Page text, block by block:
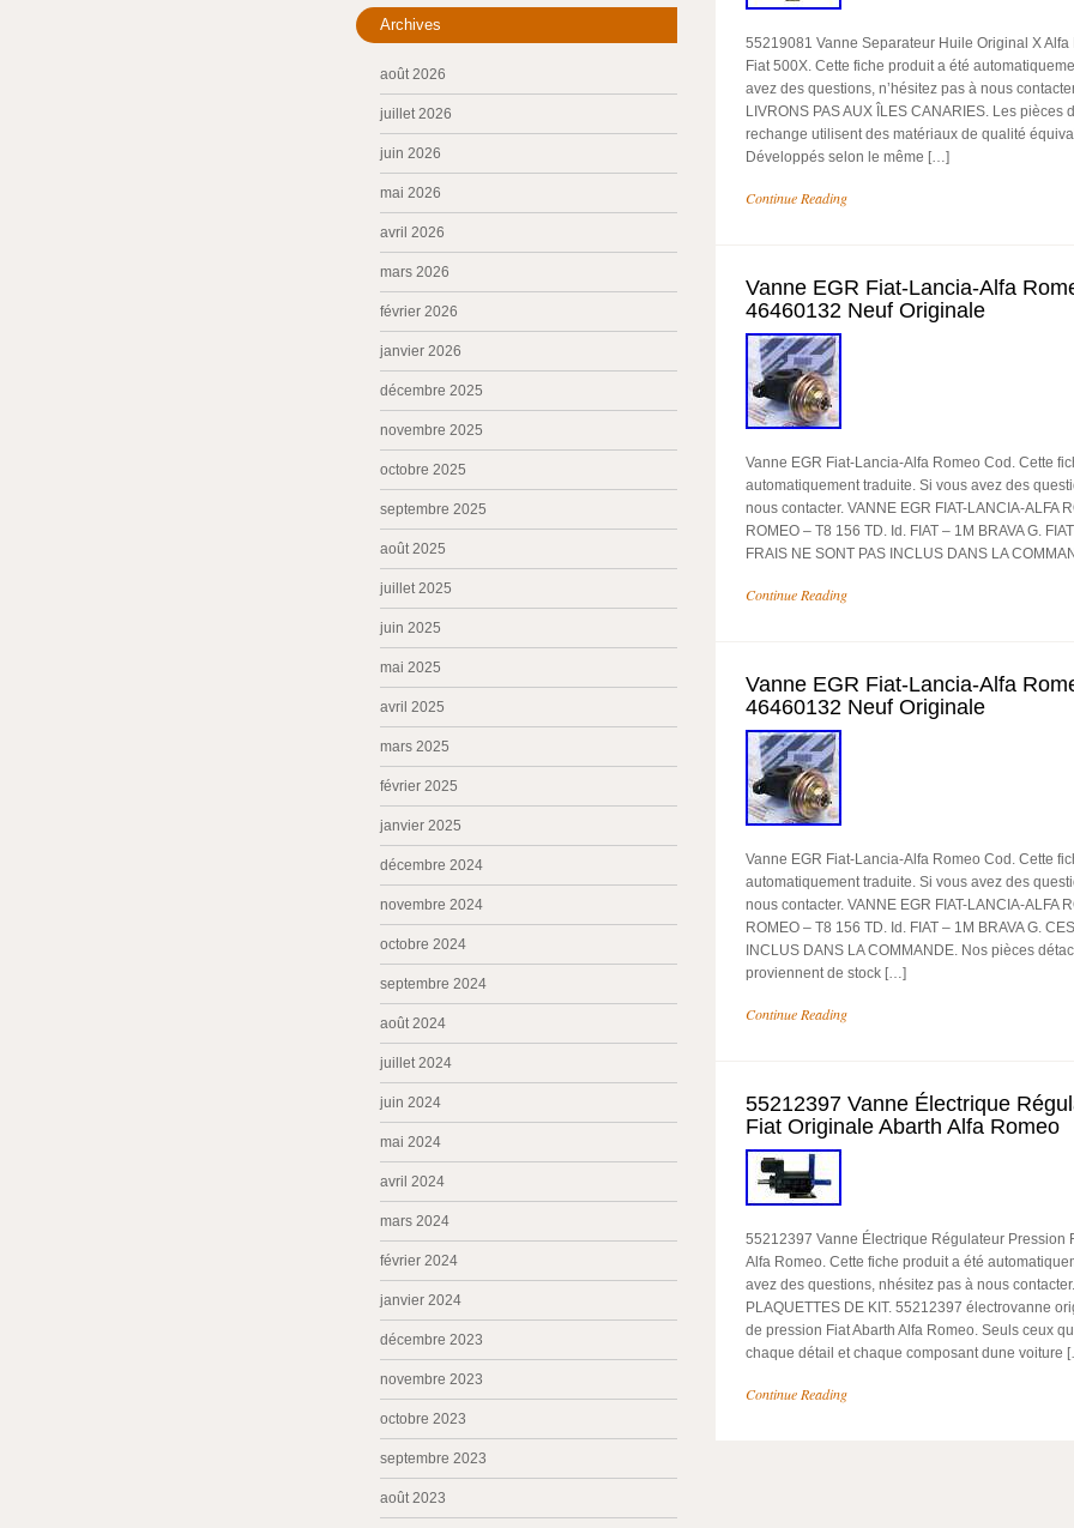
55219081 Vanne Separateur Huile Original X Alfa
Fiat 500X. Cette fiche produit a été
avez des questions, n’hésitez pas à nous
LIVRONS PAS AUX ÎLES CANARIES. Les pièces
rechange utilisent des matériaux de qualité
Développés selon le même […]
Continue Reading
Vanne EGR Fiat-Lancia-Alfa
46460132 Neuf Originale
Vanne EGR Fiat-Lancia-Alfa Romeo Cod. Cette
automatiquement traduite. Si vous avez des
nous contacter. VANNE EGR FIAT-LANCIA-ALFA
ROMEO – T8 156 TD. Id. FIAT – 1M BRAVA G.
FRAIS NE SONT PAS INCLUS DANS LA
Continue Reading
Vanne EGR Fiat-Lancia-Alfa
46460132 Neuf Originale
Vanne EGR Fiat-Lancia-Alfa Romeo Cod. Cette
automatiquement traduite. Si vous avez des
nous contacter. VANNE EGR FIAT-LANCIA-ALFA
ROMEO – T8 156 TD. Id. FIAT – 1M BRAVA G.
INCLUS DANS LA COMMANDE. Nos pièces
proviennent de stock […]
Continue Reading
55212397 Vanne Électrique
Fiat Originale Abarth Alfa Romeo
55212397 Vanne Électrique Régulateur Pression
Alfa Romeo. Cette fiche produit a été
avez des questions, nhésitez pas à nous
PLAQUETTES DE KIT. 55212397 électrovanne
de pression Fiat Abarth Alfa Romeo. Seuls ceux
chaque détail et chaque composant dune voiture
Continue Reading
Archives
août 2026
juillet 2026
juin 2026
mai 2026
avril 2026
mars 2026
février 2026
janvier 2026
décembre 2025
novembre 2025
octobre 2025
septembre 2025
août 2025
juillet 2025
juin 2025
mai 2025
avril 2025
mars 2025
février 2025
janvier 2025
décembre 2024
novembre 2024
octobre 2024
septembre 2024
août 2024
juillet 2024
juin 2024
mai 2024
avril 2024
mars 2024
février 2024
janvier 2024
décembre 2023
novembre 2023
octobre 2023
septembre 2023
août 2023